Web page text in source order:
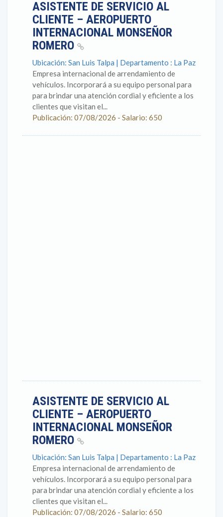
ASISTENTE DE SERVICIO AL
CLIENTE – AEROPUERTO
INTERNACIONAL MONSEÑOR
ROMERO
Ubicación: San Luis Talpa | Departamento : La Paz
Empresa internacional de arrendamiento de
vehículos. Incorporará a su equipo personal para
para brindar una atención cordial y eficiente a los
clientes que visitan el...
Publicación: 07/08/2026 - Salario: 650
ASISTENTE DE SERVICIO AL
CLIENTE – AEROPUERTO
INTERNACIONAL MONSEÑOR
ROMERO
Ubicación: San Luis Talpa | Departamento : La Paz
Empresa internacional de arrendamiento de
vehículos. Incorporará a su equipo personal para
para brindar una atención cordial y eficiente a los
clientes que visitan el...
Publicación: 07/08/2026 - Salario: 650